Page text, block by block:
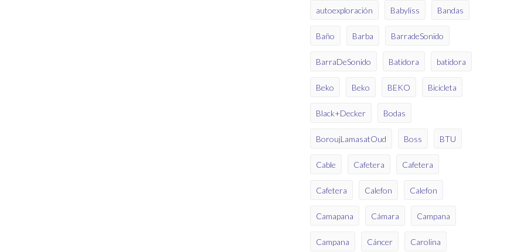
autoexploración Babyliss Bandas
Baño Barba BarradeSonido
BarraDeSonido Batidora batidora
Beko Beko BEKO Bicicleta
Black+Decker Bodas
BoroujLamasatOud Boss BTU
Cable Cafetera Cafetera
Cafetera Calefon Calefon
Camapana Cámara Campana
Campana Cáncer Carolina